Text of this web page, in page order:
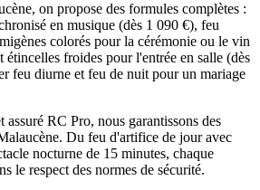
on propose des formules complètes :
en musique (dès 1 090 €), feu
colorés pour la cérémonie ou le vin
étincelles froides pour l'entrée en salle (dès
feu diurne et feu de nuit pour un mariage
RC Pro, nous garantissons des
Du feu d'artifice de jour avec
nocturne de 15 minutes, chaque
le respect des normes de sécurité.